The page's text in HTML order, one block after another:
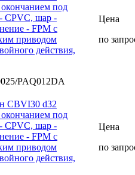
под
CPVC, шар -
- FPM с
приводом
действия,
PAQ012DA
Цена
по
CBVI30 d32
под
CPVC, шар -
- FPM с
приводом
действия,
Цена
по